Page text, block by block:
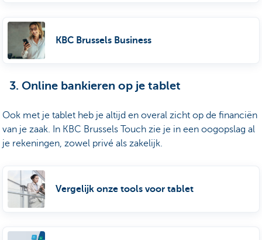
KBC Brussels Business
3. Online bankieren op je tablet
Ook met je tablet heb je altijd en overal zicht op de financiën
van je zaak. In KBC Brussels Touch zie je in een oogopslag al
je rekeningen, zowel privé als zakelijk.
Vergelijk onze tools voor tablet